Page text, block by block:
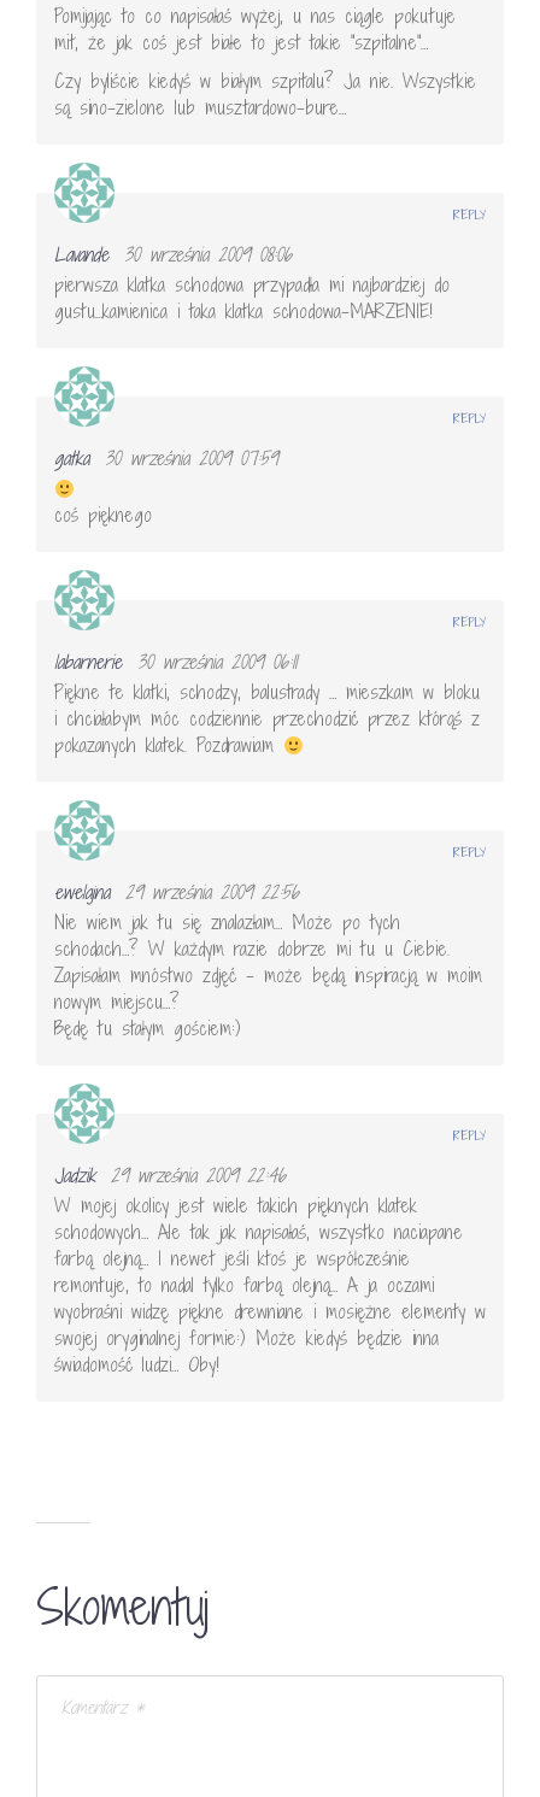
Pomijając to co napisałaś wyżej, u nas ciągle pokutuje
mit, że jak coś jest białe to jest takie "szpitalne"…
Czy byliście kiedyś w białym szpitalu? Ja nie. Wszystkie
są sino-zielone lub musztardowo-bure…
Lavande
30 września 2009 08:06
pierwsza klatka schodowa przypadła mi najbardziej do
gustu…kamienica i taka klatka schodowa-MARZENIE!
REPLY
gatka 30 września 2009 07:59
coś pięknego
REPLY
labarnerie
30 września 2009 06:11
Piękne te klatki, schodzy, balustrady … mieszkam w bloku
i chciałabym móc codziennie przechodzić przez którąś z
pokazanych klatek. Pozdrawiam
REPLY
ewelajna 29 września 2009 22:56
Nie wiem jak tu się znalazłam… Może po tych
schodach…? W każdym razie dobrze mi tu u Ciebie.
Zapisałam mnóstwo zdjęć – może będą inspiracją w moim
nowym miejscu…?
Będę tu stałym gościem:)
REPLY
Jadzik 29 września 2009 22:46
W mojej okolicy jest wiele takich pięknych klatek
schodowych… Ale tak jak napisałaś, wszystko naciapane
farbą olejną… I newet jeśli ktoś je współcześnie
remontuje, to nadal tylko farbą olejną… A ja oczami
wyobraśni widzę piękne drewniane i mosiężne elementy w
swojej oryginalnej formie:) Może kiedyś będzie inna
świadomość ludzi… Oby!
REPLY
Skomentuj